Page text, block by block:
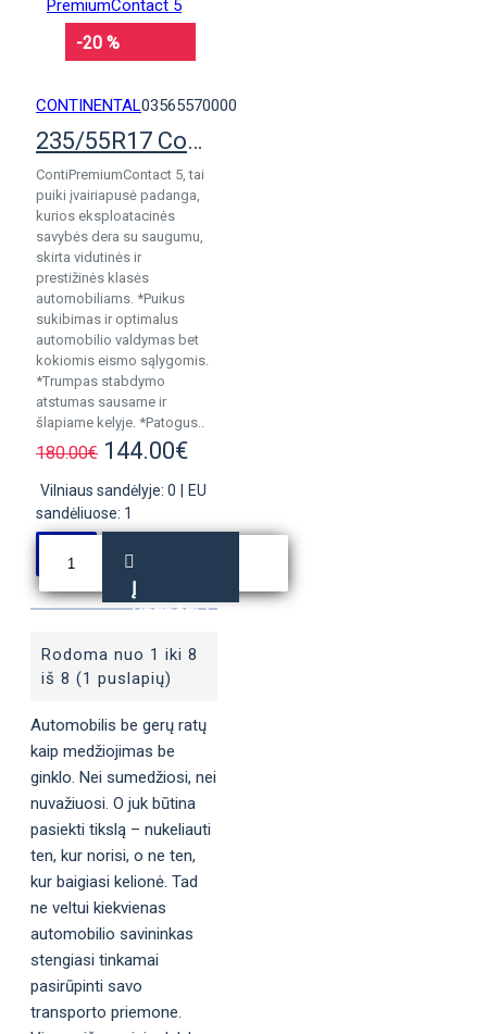
-20 %
CONTINENTAL03565570000
235/55R17 Continental PremiumContact 5
ContiPremiumContact 5, tai
puiki įvairiapusė padanga,
kurios eksploatacinės
savybės dera su saugumu,
skirta vidutinės ir
prestižinės klasės
automobiliams. *Puikus
sukibimas ir optimalus
automobilio valdymas bet
kokiomis eismo sąlygomis.
*Trumpas stabdymo
atstumas sausame ir
šlapiame kelyje. *Patogus..
180.00€ 144.00€
Vilniaus sandėlyje: 0
EU
sandėliuose: 1
Į
KREPŠELĮ
Rodoma nuo 1 iki 8
iš 8 (1 puslapių)
Automobilis be gerų ratų
kaip medžiojimas be
ginklo. Nei sumedžiosi, nei
nuvažiuosi. O juk būtina
pasiekti tikslą – nukeliauti
ten, kur norisi, o ne ten,
kur baigiasi kelionė. Tad
ne veltui kiekvienas
automobilio savininkas
stengiasi tinkamai
pasirūpinti savo
transporto priemone.